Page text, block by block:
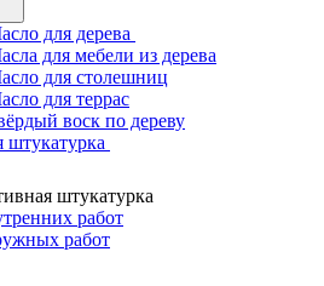
для дерева
для мебели из дерева
для столешниц
для террас
воск по дереву
штукатурка
штукатурка
работ
работ